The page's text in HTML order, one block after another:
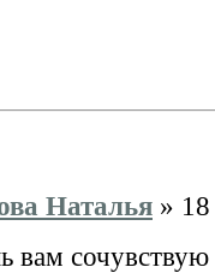
Наталья »
вам сочувствую